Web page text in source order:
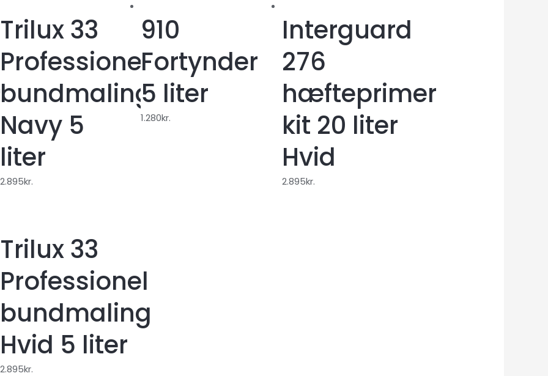
Trilux 33
Professionel
bundmaling
Navy 5
liter
2.895kr.
910
Fortynder
5 liter
1.280kr.
Interguard
276
hæfteprimer
kit 20 liter
Hvid
2.895kr.
Trilux 33
Professionel
bundmaling
Hvid 5 liter
2.895kr.